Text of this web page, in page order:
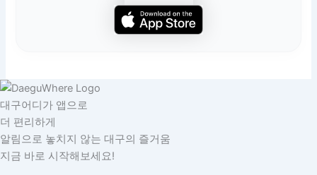
대구어디가 앱으로
더 편리하게
알림으로 놓치지 않는 대구의 즐거움
지금 바로 시작해보세요!